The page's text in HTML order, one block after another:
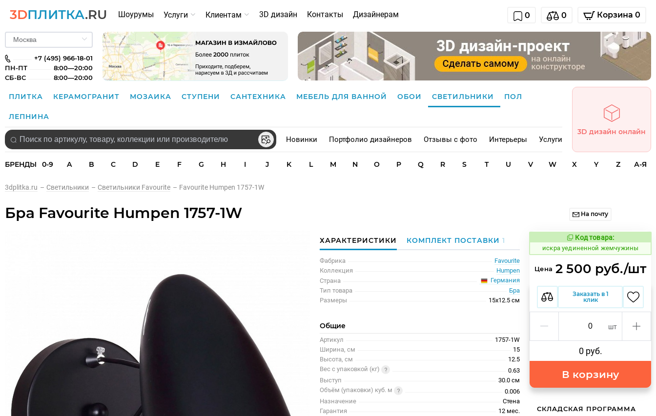
3DПЛИТКА.RU Шоурумы Услуги Клиентам 3D дизайн Контакты Дизайнерам 0 0 Корзина 0
+7 (495) 966-18-01
ПН-ПТ
8:00—20:00
СБ-ВС
8:00—20:00
ПЛИТКА КЕРАМОГРАНИТ МОЗАИКА СТУПЕНИ САНТЕХНИКА МЕБЕЛЬ ДЛЯ ВАННОЙ ОБОИ СВЕТИЛЬНИКИ ПОЛ
ЛЕПНИНА
Новинки Портфолио дизайнеров Отзывы с фото Интерьеры Услуги
3D дизайн онлайн
БРЕНДЫ 0-9 A B C D E F G H I J K L M N O P Q R S T U V W X Y Z А-Я
3dplitka.ru – Светильники – Светильники Favourite – Favourite Humpen 1757-1W
Бра Favourite Humpen 1757-1W На почту
ХАРАКТЕРИСТИКИ КОМПЛЕКТ ПОСТАВКИ1
Фабрика
Favourite
Коллекция
Humpen
Страна
Германия
Тип товара
Бра
Размеры
15x12.5 см
Общие
Артикул
1757-1W
Ширина, см
15
Высота, см
12.5
Вес с упаковкой (кг)
0.63
Выступ
30.0 см
Объём (упаковки) куб. м
0.006
Назначение
Стена
Гарантия
12 мес.
Код товара:
607276 Код товара:
искра уединенной жемчужины
Цена 2 500 руб./шт
Заказать в 1
клик
шт
0 руб.
В корзину
СКЛАДСКАЯ ПРОГРАММА